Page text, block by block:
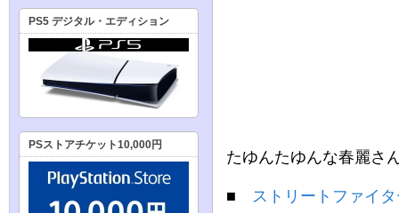
たゆんたゆんな春麗さ
■ ストリートファイ
PS5 デジタル・エディション
PSストアチケット10,000円